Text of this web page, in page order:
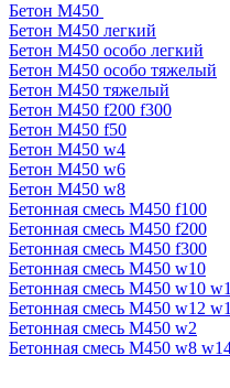
Бетон М450
Бетон М450 легкий
Бетон М450 особо легкий
Бетон М450 особо тяжелый
Бетон М450 тяжелый
Бетон М450 f200 f300
Бетон М450 f50
Бетон М450 w4
Бетон М450 w6
Бетон М450 w8
Бетонная смесь М450 f100
Бетонная смесь М450 f200
Бетонная смесь М450 f300
Бетонная смесь М450 w10
Бетонная смесь М450 w10
Бетонная смесь М450 w12
Бетонная смесь М450 w2
Бетонная смесь М450 w8